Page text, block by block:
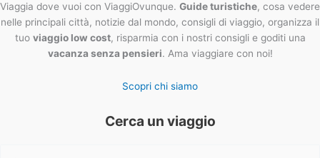
Viaggia dove vuoi con ViaggiOvunque. Guide turistiche, cosa vedere
nelle principali città, notizie dal mondo, consigli di viaggio, organizza il
tuo viaggio low cost, risparmia con i nostri consigli e goditi una
vacanza senza pensieri. Ama viaggiare con noi!
Scopri chi siamo
Cerca un viaggio